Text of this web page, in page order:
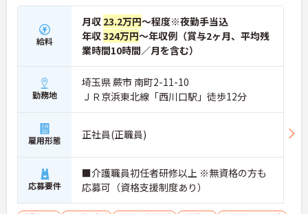
給料
月収 23.2万円～程度※夜勤手当込
年収324万円～年収例（賞与2ヶ月、平均残
業時間10時間／月を含む）
勤務地
埼玉県 蕨市 南町2-11-10
ＪＲ京浜東北線「西川口駅」徒歩12分
雇用形態 正社員(正職員)
応募要件
■介護職員初任者研修以上 ※無資格の方も
応募可（資格支援制度あり）